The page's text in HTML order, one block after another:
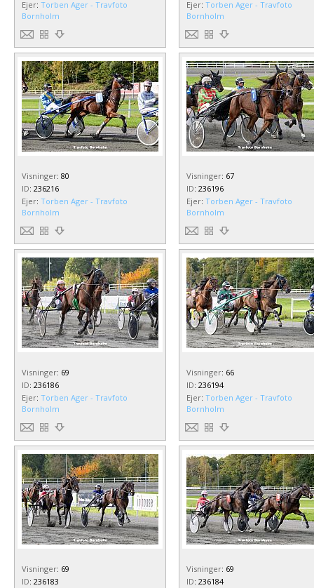
Ejer: Torben Ager - Travfoto
Bornholm
Ejer: Torben Ager - Travfoto
Bornholm
Visninger: 80
ID: 236216
Ejer: Torben Ager - Travfoto
Bornholm
Visninger: 67
ID: 236196
Ejer: Torben Ager - Travfoto
Bornholm
Visninger: 69
ID: 236186
Ejer: Torben Ager - Travfoto
Bornholm
Visninger: 66
ID: 236194
Ejer: Torben Ager - Travfoto
Bornholm
Visninger: 69
ID: 236183
Visninger: 69
ID: 236184